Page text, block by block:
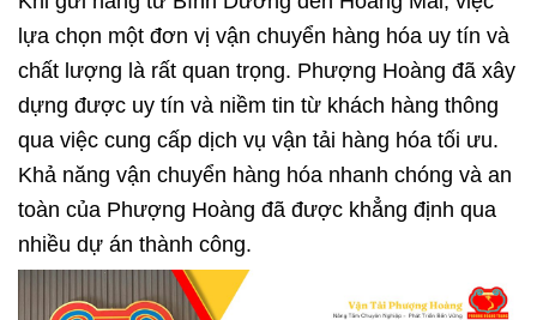
lựa chọn một đơn vị vận chuyển hàng hóa uy tín và
chất lượng là rất quan trọng. Phượng Hoàng đã xây
dựng được uy tín và niềm tin từ khách hàng thông
qua việc cung cấp dịch vụ vận tải hàng hóa tối ưu.
Khả năng vận chuyển hàng hóa nhanh chóng và an
toàn của Phượng Hoàng đã được khẳng định qua
nhiều dự án thành công.